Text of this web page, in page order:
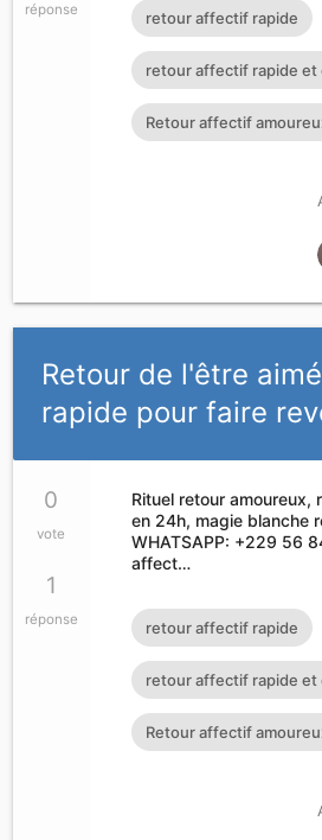
réponse retour affectif rapide
retour affectif rapide et
Retour affectif
Retour de l'être
rapide pour faire
0
vote
1
réponse
Rituel retour amoureux,
en 24h, magie blanche
WHATSAPP: +229 56
affect…
retour affectif rapide
retour affectif rapide et
Retour affectif